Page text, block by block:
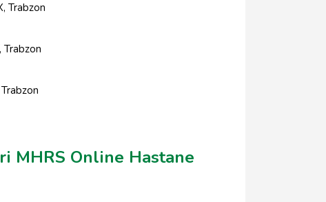
Trabzon
Trabzon
MHRS Online Hastane